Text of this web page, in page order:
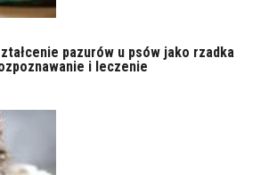
pazurów u psów jako rzadka
i leczenie